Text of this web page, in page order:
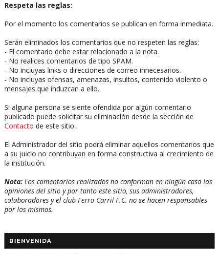
Respeta las reglas:
Por el momento los comentarios se publican en forma inmediata.
Serán eliminados los comentarios que no respeten las reglas:
- El comentario debe estar relacionado a la nota.
- No realices comentarios de tipo SPAM.
- No incluyas links o direcciones de correo innecesarios.
- No incluyas ofensas, amenazas, insultos, contenido violento o
mensajes que induzcan a ello.
Si alguna persona se siente ofendida por algún comentario
publicado puede solicitar su eliminación desde la sección de
Contacto de este sitio.
El Administrador del sitio podrá eliminar aquellos comentarios que
a su juicio no contribuyan en forma constructiva al crecimiento de
la institución.
Nota:Los comentarios realizados no conforman en ningún caso las
opiniones del sitio y por tanto este sitio, sus administradores,
colaboradores y el club Ferro Carril F.C. no se hacen responsables
por los mismos.
BIENVENIDA